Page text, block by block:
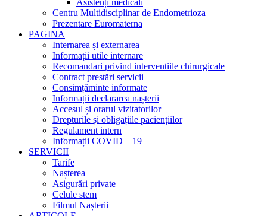
Centru Multidisciplinar de Endometrioza
Prezentare Euromaterna
PAGINA
Internarea și externarea
Informații utile internare
Recomandari privind interventiile chirurgicale
Contract prestări servicii
Consimțăminte informate
Informații declararea nașterii
Accesul și orarul vizitatorilor
Drepturile și obligațiile paciențiilor
Regulament intern
Informații COVID – 19
SERVICII
Tarife
Nașterea
Asigurări private
Celule stem
Filmul Nașterii